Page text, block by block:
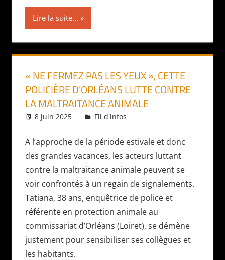
Lire la suite...
« NE FERMEZ PAS LES YEUX », CETTE
POLICIÈRE D’ORLÉANS LUTTE CONTRE
LA MALTRAITANCE ANIMALE
8 juin 2025 Daniel
Fil d'infos
A l’approche de la période estivale et donc
des grandes vacances, les acteurs luttant
contre la maltraitance animale peuvent se
voir confrontés à un regain de signalements.
Tatiana, 38 ans, enquêtrice de police et
référente en protection animale au
commissariat d’Orléans (Loiret), se démène
justement pour sensibiliser ses collègues et
les habitants.